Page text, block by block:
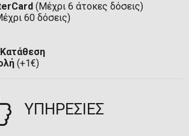
(Μέχρι 6 άτοκες δόσεις)
60 δόσεις)
(+1€)
ΥΠΗΡΕΣΙΕΣ